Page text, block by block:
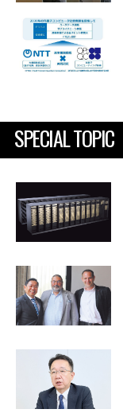
SPECIAL TOPIC